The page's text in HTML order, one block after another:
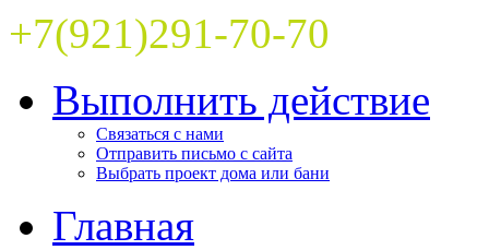
+7(921)291-70-70
Выполнить действие
Связаться с нами
Отправить письмо с сайта
Выбрать проект дома или бани
Главная